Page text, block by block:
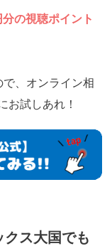
の視聴ポイント
、オンライン相
お試しあれ！
ス大国でも